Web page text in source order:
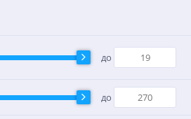
до
до